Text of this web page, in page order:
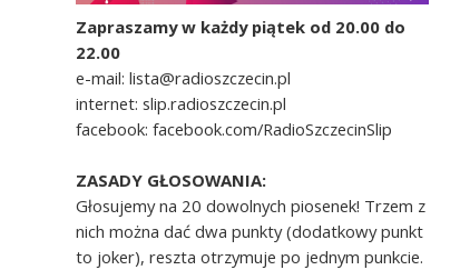
Zapraszamy w każdy piątek od 20.00 do
22.00
e-mail: lista@radioszczecin.pl
internet: slip.radioszczecin.pl
facebook: facebook.com/RadioSzczecinSlip
ZASADY GŁOSOWANIA:
Głosujemy na 20 dowolnych piosenek! Trzem z
nich można dać dwa punkty (dodatkowy punkt
to joker), reszta otrzymuje po jednym punkcie.